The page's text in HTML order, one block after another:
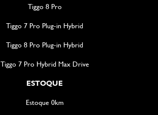
Tiggo 8 Pro
Tiggo 7 Pro Plug-in Hybrid
Tiggo 8 Pro Plug-in Hybrid
Tiggo 7 Pro Hybrid Max Drive
ESTOQUE
Estoque 0km